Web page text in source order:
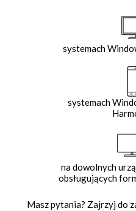
systemach
systemach
na dowolnych
obsługujących
Masz pytania? Zajrzyj do